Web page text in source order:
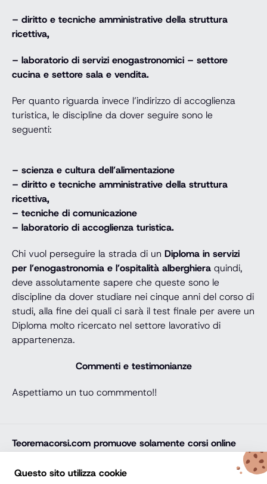
– diritto e tecniche amministrative della struttura
ricettiva,
– laboratorio di servizi enogastronomici – settore
cucina e settore sala e vendita.
Per quanto riguarda invece l’indirizzo di accoglienza
turistica, le discipline da dover seguire sono le
seguenti:
– scienza e cultura dell’alimentazione
– diritto e tecniche amministrative della struttura
ricettiva,
– tecniche di comunicazione
– laboratorio di accoglienza turistica.
Chi vuol perseguire la strada di un Diploma in servizi
per l’enogastronomia e l’ospitalità alberghiera quindi,
deve assolutamente sapere che queste sono le
discipline da dover studiare nei cinque anni del corso di
studi, alla fine dei quali ci sarà il test finale per avere un
Diploma molto ricercato nel settore lavorativo di
appartenenza.
Commenti e testimonianze
Aspettiamo un tuo commmento!!
Teoremacorsi.com promuove solamente corsi online
professionali, corsi per il diploma online, lauree e master
online di comprovata qualità e con attestato finale
Questo sito utilizza cookie